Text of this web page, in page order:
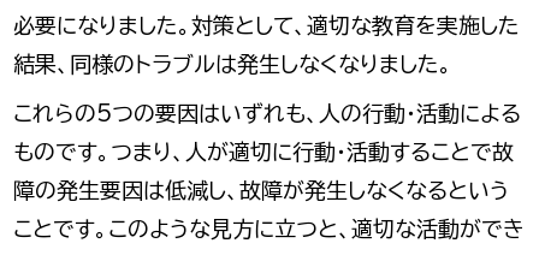
必要になりました。対策として、適切な教育を実施した
結果、同様のトラブルは発生しなくなりました。
これらの5つの要因はいずれも、人の行動・活動による
ものです。つまり、人が適切に行動・活動することで故
障の発生要因は低減し、故障が発生しなくなるという
ことです。このような見方に立つと、適切な活動ができ